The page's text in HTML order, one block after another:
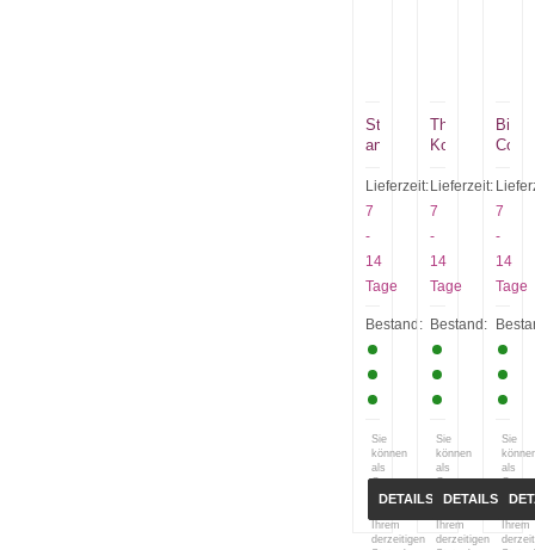
Stars
and
Lieferzeit:
7
-
14
Tage
Bestand:
Sie
können
als
Gast
(bzw.
Ihrem
derzeitigen
DETAILS
Thunder
Kong
Pack
Lieferzeit:
7
-
14
Tage
Bestand:
Sie
können
als
Gast
(bzw.
Ihrem
derzeitigen
DETAILS
Big
Color
7
-
14
Tage
Sie
als
Gast
(bzw.
Ihrem